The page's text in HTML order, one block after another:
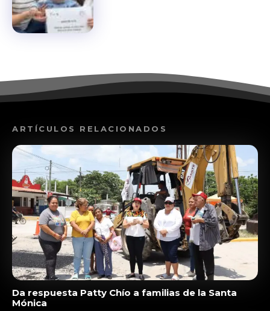
ARTÍCULOS RELACIONADOS
Da respuesta Patty Chío a familias de la Santa
Mónica